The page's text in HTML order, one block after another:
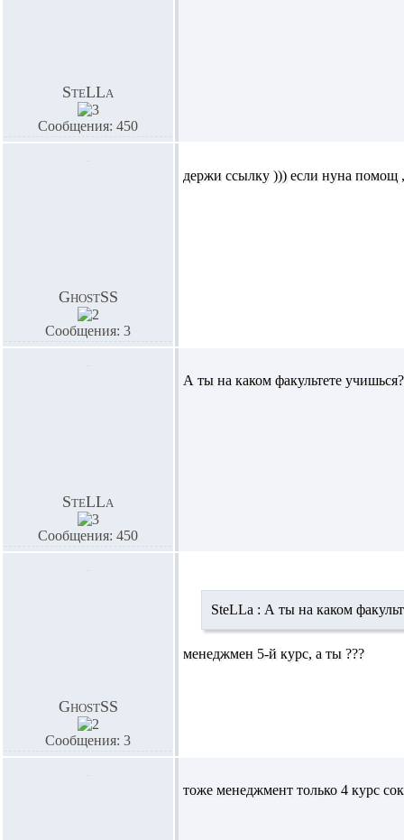
SteLLa
Сообщения: 450
GhostSS
Сообщения: 3
держи ссылку ))) если нуна помощ
SteLLa
Сообщения: 450
А ты на каком факультете учишься?
GhostSS
Сообщения: 3
SteLLa : А ты на каком
менеджмен 5-й курс, а ты ???
тоже менеджмент только 4 курс